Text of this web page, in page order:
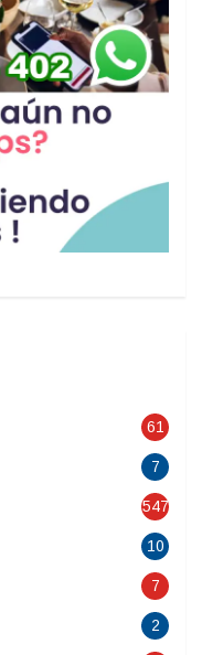
61
7
547
10
7
2